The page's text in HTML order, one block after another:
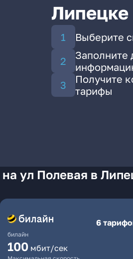
Липецке
Выберите
Заполните
Получите
тарифы
ул Полевая в
билайн
6
100 мбит/сек